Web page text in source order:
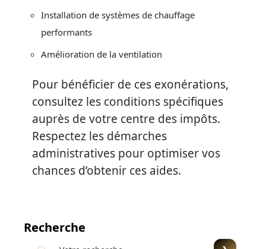
Installation de systèmes de chauffage
performants
Amélioration de la ventilation
Pour bénéficier de ces exonérations,
consultez les conditions spécifiques
auprès de votre centre des impôts.
Respectez les démarches
administratives pour optimiser vos
chances d’obtenir ces aides.
Recherche